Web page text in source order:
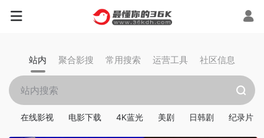
站内 聚合影搜 常用搜索 运营工具 社区信息
在线影视 电影下载 4K蓝光 美剧 日韩剧 纪录片